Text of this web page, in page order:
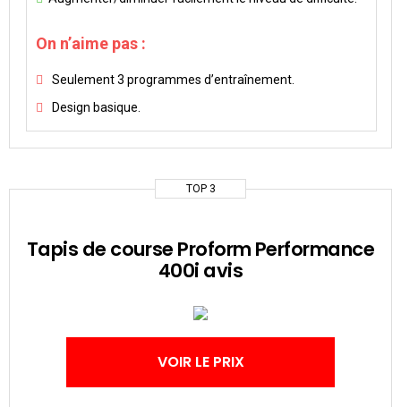
On n’aime pas :
Seulement 3 programmes d’entraînement.
Design basique.
TOP 3
Tapis de course Proform Performance
400i avis
VOIR LE PRIX